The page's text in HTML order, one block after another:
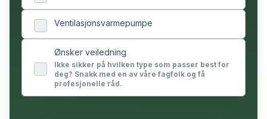
Ventilasjonsvarmepumpe
Ønsker veiledning
Ikke sikker på hvilken type som passer best for
deg? Snakk med en av våre fagfolk og få
profesjonelle råd.